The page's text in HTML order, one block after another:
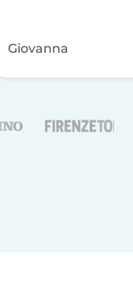
Giovanna